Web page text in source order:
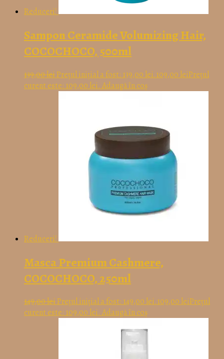
Reduceri!
Sampon Ceramide Volumizing Hair,
COCOCHOCO, 500ml
139,00leiPrețul inițial a fost: 139,00 lei.109,00 leiPrețul
curent este: 109,00 lei. Adaugă în coș
Reduceri!
Masca Premium Cashmere,
COCOCHOCO, 250ml
149,00leiPrețul inițial a fost: 149,00 lei.109,00leiPrețul
curent este: 109,00 lei.Adaugă în coș